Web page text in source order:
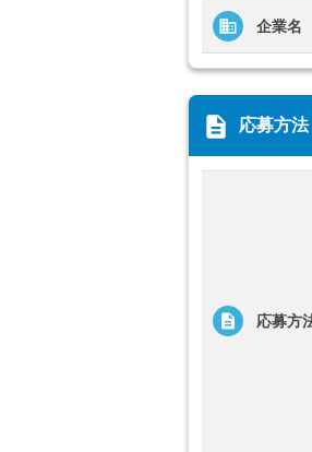
企業名
description 応募方法
応募方